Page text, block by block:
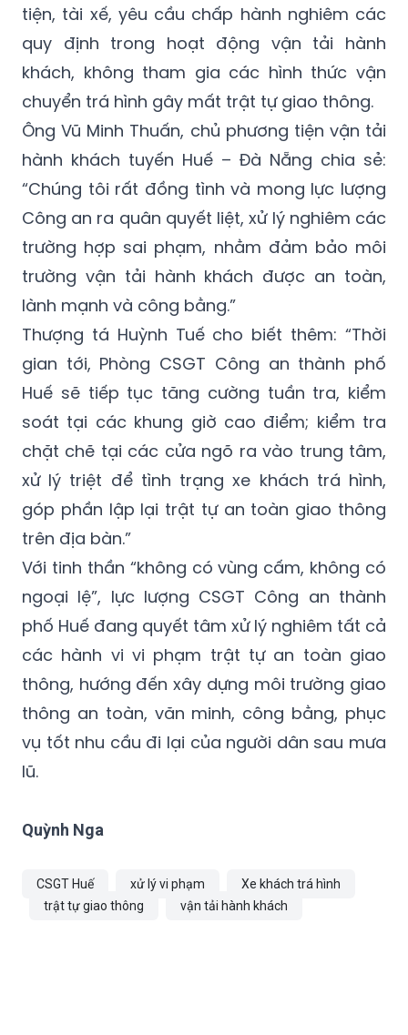
tiện, tài xế, yêu cầu chấp hành nghiêm các
quy định trong hoạt động vận tải hành
khách, không tham gia các hình thức vận
chuyển trá hình gây mất trật tự giao thông.
Ông Vũ Minh Thuấn, chủ phương tiện vận tải
hành khách tuyến Huế – Đà Nẵng chia sẻ:
“Chúng tôi rất đồng tình và mong lực lượng
Công an ra quân quyết liệt, xử lý nghiêm các
trường hợp sai phạm, nhằm đảm bảo môi
trường vận tải hành khách được an toàn,
lành mạnh và công bằng.”
Thượng tá Huỳnh Tuế cho biết thêm: “Thời
gian tới, Phòng CSGT Công an thành phố
Huế sẽ tiếp tục tăng cường tuần tra, kiểm
soát tại các khung giờ cao điểm; kiểm tra
chặt chẽ tại các cửa ngõ ra vào trung tâm,
xử lý triệt để tình trạng xe khách trá hình,
góp phần lập lại trật tự an toàn giao thông
trên địa bàn.”
Với tinh thần “không có vùng cấm, không có
ngoại lệ”, lực lượng CSGT Công an thành
phố Huế đang quyết tâm xử lý nghiêm tất cả
các hành vi vi phạm trật tự an toàn giao
thông, hướng đến xây dựng môi trường giao
thông an toàn, văn minh, công bằng, phục
vụ tốt nhu cầu đi lại của người dân sau mưa
lũ.
Quỳnh Nga
CSGT Huế xử lý vi phạm
Xe khách trá hình
trật tự giao thông
vận tải hành khách